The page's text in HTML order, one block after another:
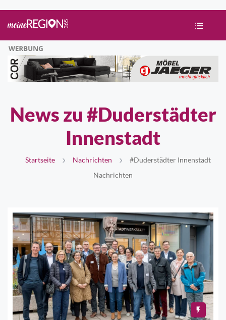
News zu #Duderstädter
Innenstadt
Startseite Nachrichten
#Duderstädter Innenstadt
Nachrichten